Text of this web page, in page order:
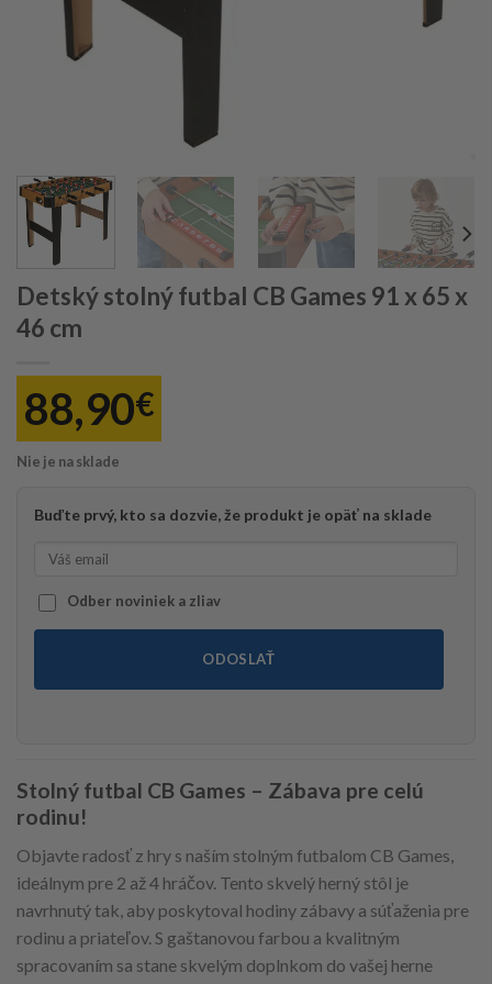
Detský stolný futbal CB Games 91 x 65 x
46 cm
88,90€
Nie je na sklade
Buďte prvý, kto sa dozvie, že produkt je opäť na sklade
Odber noviniek a zliav
ODOSLAŤ
Stolný futbal CB Games – Zábava pre celú
rodinu!
Objavte radosť z hry s naším stolným futbalom CB Games,
ideálnym pre 2 až 4 hráčov. Tento skvelý herný stôl je
navrhnutý tak, aby poskytoval hodiny zábavy a súťaženia pre
rodinu a priateľov. S gaštanovou farbou a kvalitným
spracovaním sa stane skvelým doplnkom do vašej herne